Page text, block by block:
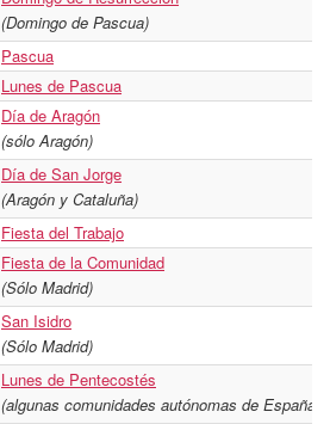
(Domingo de Pascua)
Pascua
Lunes de Pascua
Día de Aragón
(sólo Aragón)
Día de San Jorge
(Aragón y Cataluña)
Fiesta del Trabajo
Fiesta de la Comunidad
(Sólo Madrid)
San Isidro
(Sólo Madrid)
Lunes de Pentecostés
(algunas comunidades autónomas de España